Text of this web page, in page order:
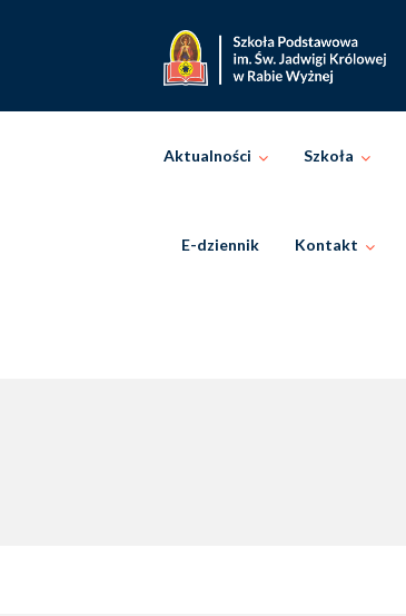
Aktualności Szkoła
E-dziennik Kontakt